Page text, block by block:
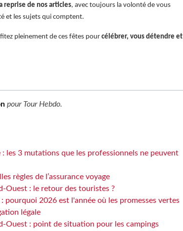
reprise de nos articles, avec toujours la volonté de vous
et les sujets qui comptent.
pleinement de ces fêtes pour célébrer, vous détendre et
pour Tour Hebdo.
: les 3 mutations que les professionnels ne peuvent
règles de l’assurance voyage
Ouest : le retour des touristes ?
pourquoi 2026 est l'année où les promesses vertes
légale
Ouest : point de situation pour les campings